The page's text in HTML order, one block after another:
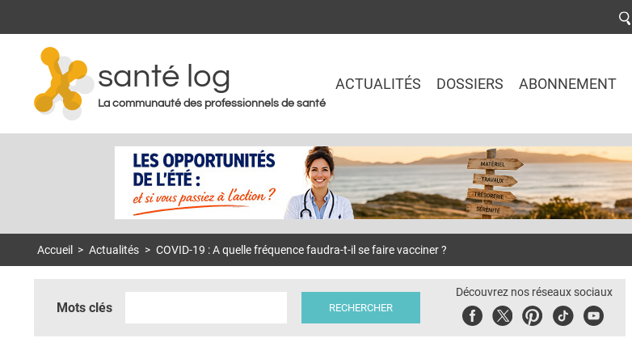
santé log
La communauté des professionnels de santé
ACTUALITÉS DOSSIERS ABONNEMENT
Accueil > Actualités > COVID-19 : A quelle fréquence faudra-t-il se faire vacciner ?
Mots clés
Découvrez nos réseaux sociaux
FacebookTwitterPinterest
TiktokYoubute